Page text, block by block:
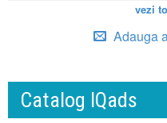
vezi
Adauga
Catalog IQads